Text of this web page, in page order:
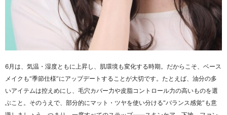
6月は、気温・湿度ともに上昇し、肌環境も変化する時期。だからこそ、ベース
メイクも“季節仕様”にアップデートすることが大切です。たとえば、油分の多
いアイテムは控えめにし、毛穴カバー力や皮脂コントロール力の高いものを選
ぶこと。そのうえで、部分的にマット・ツヤを使い分ける“バランス感覚”も意